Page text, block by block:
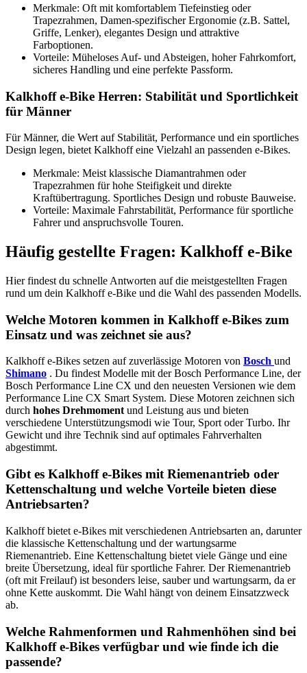
Merkmale: Oft mit komfortablem Tiefeinstieg oder
Trapezrahmen, Damen-spezifischer Ergonomie (z.B. Sattel,
Griffe, Lenker), elegantes Design und attraktive
Farboptionen.
Vorteile: Müheloses Auf- und Absteigen, hoher Fahrkomfort,
sicheres Handling und eine perfekte Passform.
Kalkhoff e-Bike Herren: Stabilität und Sportlichkeit
für Männer
Für Männer, die Wert auf Stabilität, Performance und ein sportliches
Design legen, bietet Kalkhoff eine Vielzahl an passenden e-Bikes.
Merkmale: Meist klassische Diamantrahmen oder
Trapezrahmen für hohe Steifigkeit und direkte
Kraftübertragung. Sportliches Design und robuste Bauweise.
Vorteile: Maximale Fahrstabilität, Performance für sportliche
Fahrer und anspruchsvolle Touren.
Häufig gestellte Fragen: Kalkhoff e-Bike
Hier findest du schnelle Antworten auf die meistgestellten Fragen
rund um dein Kalkhoff e-Bike und die Wahl des passenden Modells.
Welche Motoren kommen in Kalkhoff e-Bikes zum
Einsatz und was zeichnet sie aus?
Kalkhoff e-Bikes setzen auf zuverlässige Motoren von Bosch und
Shimano . Du findest Modelle mit der Bosch Performance Line, der
Bosch Performance Line CX und den neuesten Versionen wie dem
Performance Line CX Smart System. Diese Motoren zeichnen sich
durch hohes Drehmomentund Leistung aus und bieten
verschiedene Unterstützungsmodi wie Tour, Sport oder Turbo. Ihr
Gewicht und ihre Technik sind auf optimales Fahrverhalten
abgestimmt.
Gibt es Kalkhoff e-Bikes mit Riemenantrieb oder
Kettenschaltung und welche Vorteile bieten diese
Antriebsarten?
Kalkhoff bietet e-Bikes mit verschiedenen Antriebsarten an, darunter
die klassische Kettenschaltung und der wartungsarme
Riemenantrieb. Eine Kettenschaltung bietet viele Gänge und eine
breite Übersetzung, ideal für sportliche Fahrer. Der Riemenantrieb
(oft mit Freilauf) ist besonders leise, sauber und wartungsarm, da er
ohne Kette auskommt. Die Wahl hängt von deinem Einsatzzweck
ab.
Welche Rahmenformen und Rahmenhöhen sind bei
Kalkhoff e-Bikes verfügbar und wie finde ich die
passende?